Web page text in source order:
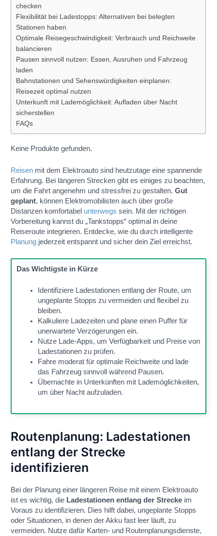
checken
Flexibilität bei Ladestopps: Alternativen bei belegten
Stationen haben
Optimale Reisegeschwindigkeit: Verbrauch und Reichweite
balancieren
Pausen sinnvoll nutzen: Essen, Ausruhen und Fahrzeug
laden
Bahnstationen und Sehenswürdigkeiten einplanen:
Reisezeit optimal nutzen
Unterkunft mit Lademöglichkeit: Aufladen über Nacht
sicherstellen
FAQs
Keine Produkte gefunden.
Reisen mit dem Elektroauto sind heutzutage eine spannende
Erfahrung. Bei längeren Strecken gibt es einiges zu beachten,
um die Fahrt angenehm und stressfrei zu gestalten.Gut
geplant, können Elektromobilisten auch über große
Distanzen komfortabel unterwegs sein. Mit der richtigen
Vorbereitung kannst du „Tankstopps“ optimal in deine
Reiseroute integrieren. Entdecke, wie du durch intelligente
Planung jederzeit entspannt und sicher dein Ziel erreichst.
Das Wichtigste in Kürze
Identifiziere Ladestationen entlang der Route, um
ungeplante Stopps zu vermeiden und flexibel zu
bleiben.
Kalkuliere Ladezeiten und plane einen Puffer für
unerwartete Verzögerungen ein.
Nutze Lade-Apps, um Verfügbarkeit und Preise von
Ladestationen zu prüfen.
Fahre moderat für optimale Reichweite und lade
das Fahrzeug sinnvoll während Pausen.
Übernachte in Unterkünften mit Lademöglichkeiten,
um über Nacht aufzuladen.
Routenplanung: Ladestationen
entlang der Strecke
identifizieren
Bei der Planung einer längeren Reise mit einem Elektroauto
ist es wichtig, die Ladestationen entlang der Strecke im
Voraus zu identifizieren. Dies hilft dabei, ungeplante Stopps
oder Situationen, in denen der Akku fast leer läuft, zu
vermeiden. Nutze dafür Karten- und Routenplanungsdienste,